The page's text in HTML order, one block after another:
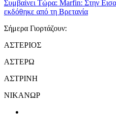
Συμβαίνει Τώρα: Marfin: Στην
εκδόθηκε από τη Βρετανία
Σήμερα Γιορτάζουν:
ΑΣΤΕΡΙΟΣ
ΑΣΤΕΡΩ
ΑΣΤΡΙΝΗ
ΝΙΚΑΝΩΡ